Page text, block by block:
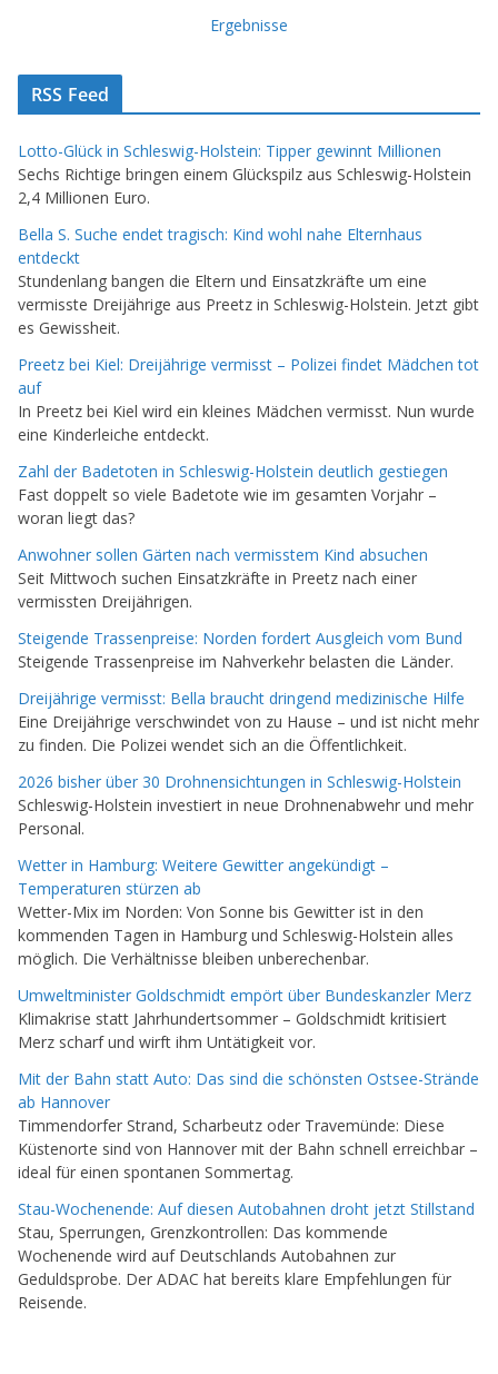
Ergebnisse
RSS Feed
Lotto-Glück in Schleswig-Holstein: Tipper gewinnt Millionen
Sechs Richtige bringen einem Glückspilz aus Schleswig-Holstein
2,4 Millionen Euro.
Bella S. Suche endet tragisch: Kind wohl nahe Elternhaus
entdeckt
Stundenlang bangen die Eltern und Einsatzkräfte um eine
vermisste Dreijährige aus Preetz in Schleswig-Holstein. Jetzt gibt
es Gewissheit.
Preetz bei Kiel: Dreijährige vermisst – Polizei findet Mädchen tot
auf
In Preetz bei Kiel wird ein kleines Mädchen vermisst. Nun wurde
eine Kinderleiche entdeckt.
Zahl der Badetoten in Schleswig-Holstein deutlich gestiegen
Fast doppelt so viele Badetote wie im gesamten Vorjahr –
woran liegt das?
Anwohner sollen Gärten nach vermisstem Kind absuchen
Seit Mittwoch suchen Einsatzkräfte in Preetz nach einer
vermissten Dreijährigen.
Steigende Trassenpreise: Norden fordert Ausgleich vom Bund
Steigende Trassenpreise im Nahverkehr belasten die Länder.
Dreijährige vermisst: Bella braucht dringend medizinische Hilfe
Eine Dreijährige verschwindet von zu Hause – und ist nicht mehr
zu finden. Die Polizei wendet sich an die Öffentlichkeit.
2026 bisher über 30 Drohnensichtungen in Schleswig-Holstein
Schleswig-Holstein investiert in neue Drohnenabwehr und mehr
Personal.
Wetter in Hamburg: Weitere Gewitter angekündigt –
Temperaturen stürzen ab
Wetter-Mix im Norden: Von Sonne bis Gewitter ist in den
kommenden Tagen in Hamburg und Schleswig-Holstein alles
möglich. Die Verhältnisse bleiben unberechenbar.
Umweltminister Goldschmidt empört über Bundeskanzler Merz
Klimakrise statt Jahrhundertsommer – Goldschmidt kritisiert
Merz scharf und wirft ihm Untätigkeit vor.
Mit der Bahn statt Auto: Das sind die schönsten Ostsee-Strände
ab Hannover
Timmendorfer Strand, Scharbeutz oder Travemünde: Diese
Küstenorte sind von Hannover mit der Bahn schnell erreichbar –
ideal für einen spontanen Sommertag.
Stau-Wochenende: Auf diesen Autobahnen droht jetzt Stillstand
Stau, Sperrungen, Grenzkontrollen: Das kommende
Wochenende wird auf Deutschlands Autobahnen zur
Geduldsprobe. Der ADAC hat bereits klare Empfehlungen für
Reisende.